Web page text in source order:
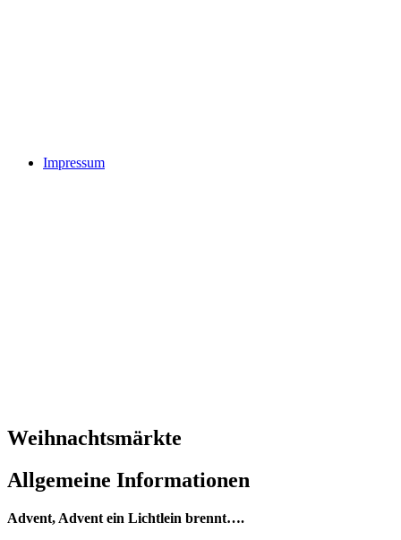
Impressum
Weihnachtsmärkte
Allgemeine Informationen
Advent, Advent ein Lichtlein brennt….